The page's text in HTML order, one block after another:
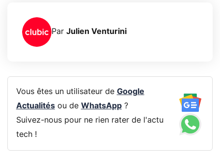
Par Julien Venturini
Vous êtes un utilisateur de Google
Actualitésou de WhatsApp?
Suivez-nous pour ne rien rater de l'actu
tech !